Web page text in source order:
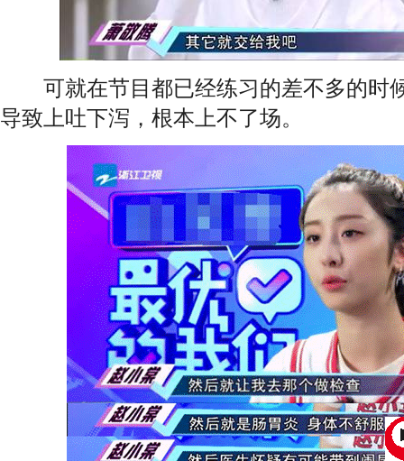
可就在节目都已经练习的差不多的时
导致上吐下泻，根本上不了场。